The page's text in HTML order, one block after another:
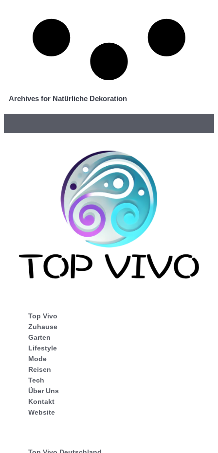
Archives for Natürliche Dekoration
Top Vivo
Zuhause
Garten
Lifestyle
Mode
Reisen
Tech
Über Uns
Kontakt
Website